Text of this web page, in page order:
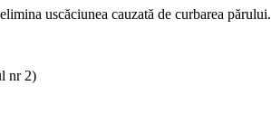
uscăciunea cauzată de curbarea părului.
nr 2)